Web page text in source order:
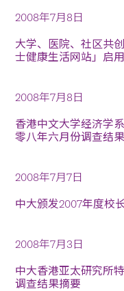
2008年7月8日
大学、医院、社区共
士健康生活网站」启
2008年7月8日
香港中文大学经济学
零八年六月份调查结果
2008年7月7日
中大颁发2007年度校
2008年7月3日
中大香港亚太研究所
调查结果摘要